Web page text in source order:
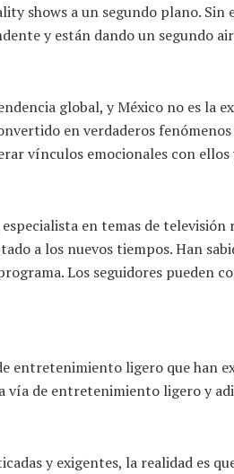
shows a un segundo plano. Sin
y están dando un segundo
global, y México no es la
en verdaderos
vínculos emocionales con
en temas de
a los nuevos tiempos. Han
Los seguidores
ligero que han
vía de entretenimiento ligero y
y exigentes, la realidad es